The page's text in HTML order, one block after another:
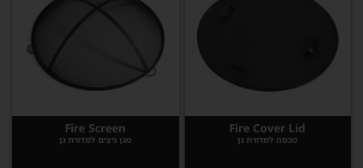
Fire Cover Lid
מכסה למדורת גן
Fire Screen
מגן גיצים למדורת גן